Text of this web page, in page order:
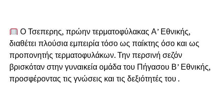
Ο Τσεπερης, πρώην τερματοφύλακας Α’ Εθνικής,
διαθέτει πλούσια εμπειρία τόσο ως παίκτης όσο και ως
προπονητής τερματοφυλάκων. Την περσινή σεζόν
βρισκόταν στην γυναικεία ομάδα του Πήγασου Β’ Εθνικής,
προσφέροντας τις γνώσεις και τις δεξιότητές του .